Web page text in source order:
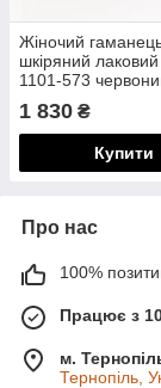
Жіночий
шкіряний
1101-573
1 830 ₴
Купити
Про нас
100%
Працює з
м.
Тернопіль,